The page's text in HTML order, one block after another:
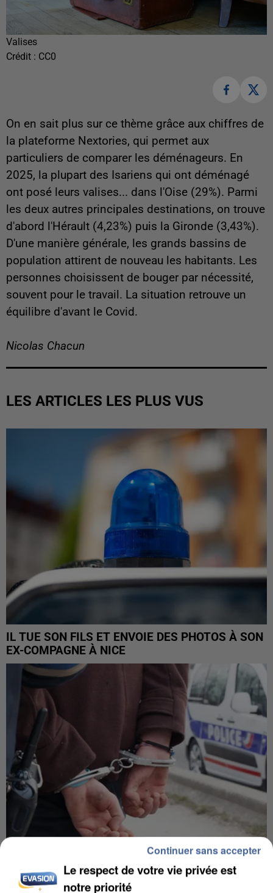
Valises
Crédit : CC0
On en sait plus sur ce thème grâce aux chiffres de
la plateforme Nextories, qui permet aux
particuliers de comparer les déménageurs. En
2025, la plupart des Isariens qui ont déménagé
ont posé leurs valises... dans l'Oise (29%). Parmi
les deux autres principales destinations, on trouve
d'abord l'Hérault (4,23%) puis la Gironde (3,43%).
D'une manière générale, les grands bassins de
population attirent de nouveau les habitants. Les
personnes choisissent de bouger par nécessité,
souvent pour le travail. La situation retrouve un
équilibre d'avant le Covid.
Nicolas Chacun
LES ARTICLES LES PLUS VUS
IL TUE SON FILS ET ENVOIE DES PHOTOS À SON
EX-COMPAGNE À NICE
L’UN DES FONDATEURS SUPPOSÉS DE LA DZ
MAFIA INTERPELLÉ EN ALGÉRIE
Le respect de votre vie privée est
notre priorité
Continuer sans accepter